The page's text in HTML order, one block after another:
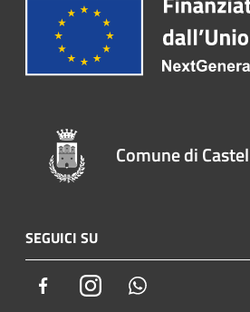
Comune di
SEGUICI SU
FacebookInstagram